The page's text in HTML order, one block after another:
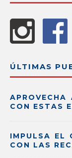
ÚLTIMAS
CON ESTAS
IMPULSA EL
CON LAS